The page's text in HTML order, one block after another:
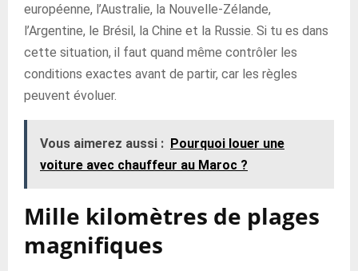
européenne, l’Australie, la Nouvelle-Zélande,
l’Argentine, le Brésil, la Chine et la Russie. Si tu es dans
cette situation, il faut quand même contrôler les
conditions exactes avant de partir, car les règles
peuvent évoluer.
Vous aimerez aussi : Pourquoi louer une
voiture avec chauffeur au Maroc ?
Mille kilomètres de plages
magnifiques